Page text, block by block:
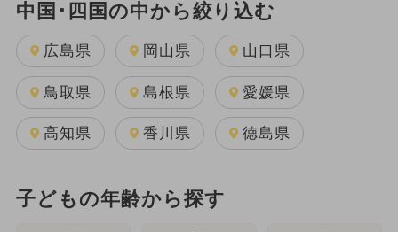
中国･四国の中から絞り込む
広島県 岡山県 山口県
鳥取県 島根県 愛媛県
高知県 香川県 徳島県
子どもの年齢から探す